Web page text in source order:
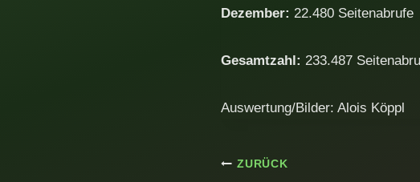
Dezember: 22.480 Seitenabrufe
Gesamtzahl: 233.487
Auswertung/Bilder: Alois Köppl
Beitragsnavigation
ZURÜCK